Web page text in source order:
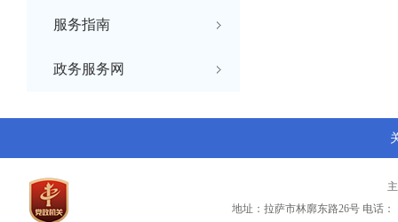
服务指南
政务服务网
地址：拉萨市林廓东路26号 电话：